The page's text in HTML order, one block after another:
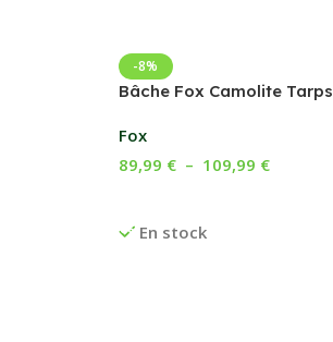
-8%
Bâche Fox Camolite Tarps
Fox
En stock
89,99 € – 109,99 €